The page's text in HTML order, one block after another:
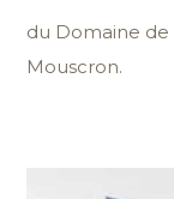
du Domaine
Mouscron.